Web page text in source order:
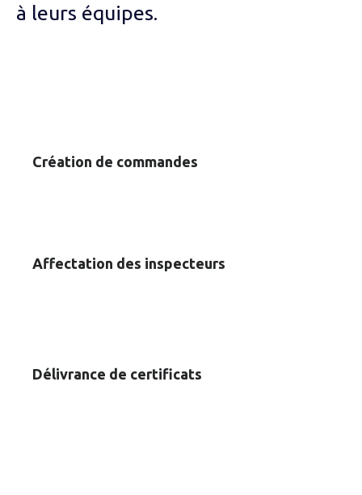
à leurs équipes.
Création de commandes
Affectation des inspecteurs
Délivrance de certificats